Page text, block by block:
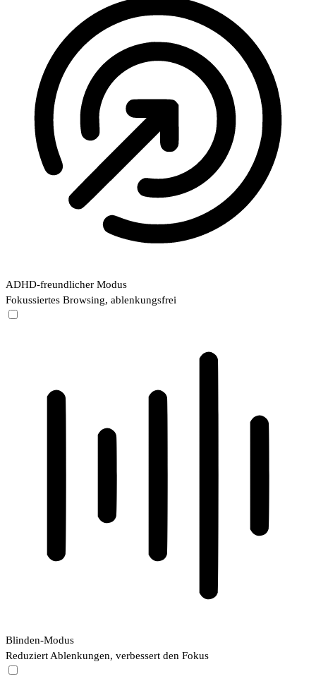
ADHD-freundlicher Modus
Fokussiertes Browsing, ablenkungsfrei
Blinden-Modus
Reduziert Ablenkungen, verbessert den Fokus